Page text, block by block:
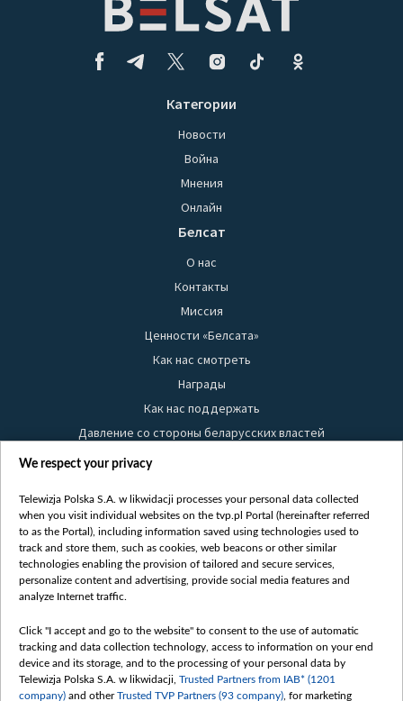
Категории
Новости
Война
Мнения
Онлайн
Белсат
О нас
Контакты
Миссия
Ценности «Белсата»
Как нас смотреть
Награды
Как нас поддержать
Давление со стороны беларусских властей
Правила использования материалов
Безопасность
Youtube
Белсат news
Белсат Life
Belsat English
Biełsat PL
Белсат Now
We respect your privacy
Telewizja Polska S.A. w likwidacji processes your personal data collected
when you visit individual websites on the tvp.pl Portal (hereinafter referred
to as the Portal), including information saved using technologies used to
track and store them, such as cookies, web beacons or other similar
technologies enabling the provision of tailored and secure services,
personalize content and advertising, provide social media features and
analyze Internet traffic.
Click "I accept and go to the website" to consent to the use of automatic
tracking and data collection technology, access to information on your end
device and its storage, and to the processing of your personal data by
Telewizja Polska S.A. w likwidacji, Trusted Partners from IAB* (1201
company) and otherTrusted TVP Partners (93 company) , for marketing